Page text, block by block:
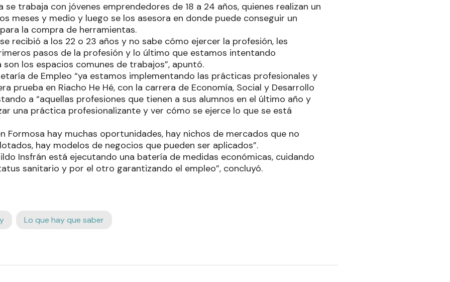
se trabaja con jóvenes emprendedores de 18 a 24 años, quienes realizan un
meses y medio y luego se los asesora en donde puede conseguir un
la compra de herramientas.
recibió a los 22 o 23 años y no sabe cómo ejercer la profesión, les
pasos de la profesión y lo último que estamos intentando
los espacios comunes de trabajos”, apuntó.
de Empleo “ya estamos implementando las prácticas profesionales y
prueba en Riacho He Hé, con la carrera de Economía, Social y Desarrollo
a “aquellas profesiones que tienen a sus alumnos en el último año y
una práctica profesionalizante y ver cómo se ejerce lo que se está
Formosa hay muchas oportunidades, hay nichos de mercados que no
hay modelos de negocios que pueden ser aplicados”.
Insfrán está ejecutando una batería de medidas económicas, cuidando
sanitario y por el otro garantizando el empleo”, concluyó.
Lo que hay que saber